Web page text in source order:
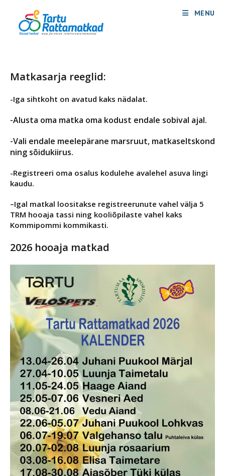
content
MENU
Matkasarja reeglid:
-Iga sihtkoht on avatud kaks nädalat.
-Alusta oma matka oma kodust endale sobival ajal.
-Vali endale meelepärane marsruut, matkaseltskond
ning sõidukiirus.
-Registreeri oma osalus kodulehe avalehel asuva lingi
kaudu.
–Igal matkal loositakse registreerunute vahel välja 5
TRM hooaja tassi ning kooliõpilaste vahel kaks
Kommipommi kommikasti.
2026 hooaja matkad